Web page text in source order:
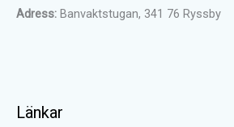
Adress: Banvaktstugan, 341 76 Ryssby
Länkar